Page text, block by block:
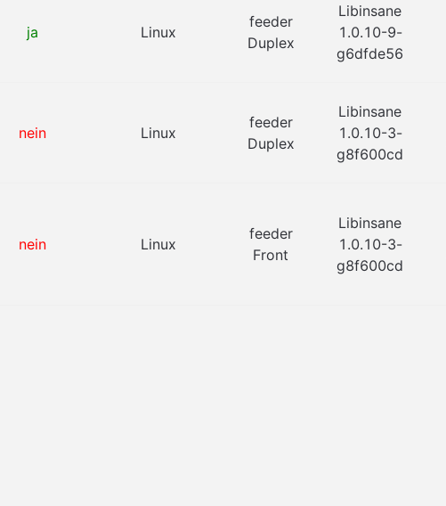
ja Linux
feeder
Duplex
Libinsane
1.0.10-9-
g6dfde56
nein Linux
feeder
Duplex
Libinsane
1.0.10-3-
g8f600cd
nein Linux
feeder
Front
Libinsane
1.0.10-3-
g8f600cd